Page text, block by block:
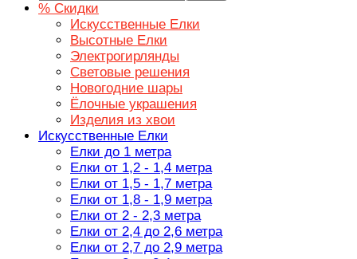
% Скидки
Искусственные Елки
Высотные Елки
Электрогирлянды
Световые решения
Новогодние шары
Ёлочные украшения
Изделия из хвои
Искусственные Елки
Елки до 1 метра
Елки от 1,2 - 1,4 метра
Елки от 1,5 - 1,7 метра
Елки от 1,8 - 1,9 метра
Елки от 2 - 2,3 метра
Елки от 2,4 до 2,6 метра
Елки от 2,7 до 2,9 метра